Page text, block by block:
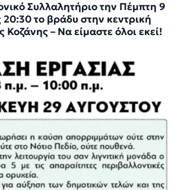
Συλλαλητήριο την Πέμπτη 9
20:30 το βράδυ στην κεντρική
Κοζάνης – Να είμαστε όλοι εκεί!